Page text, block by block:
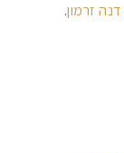
זרמון.